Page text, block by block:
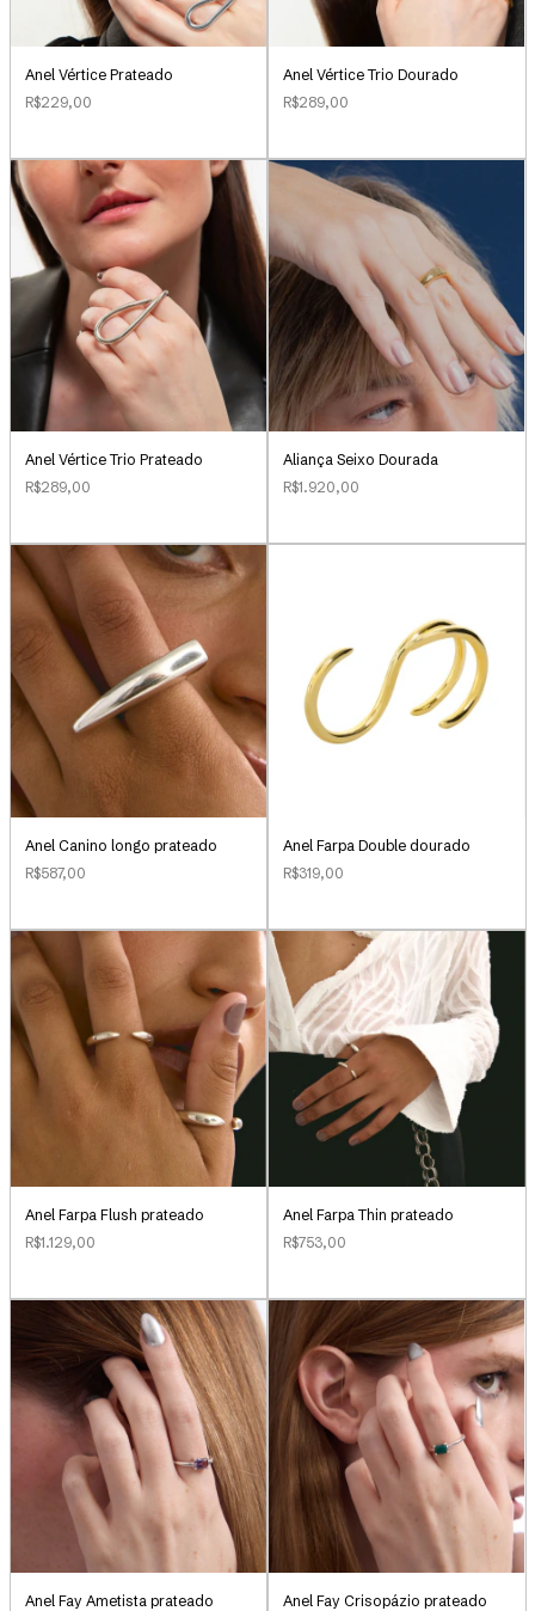
Anel Vértice Prateado
R$229,00
Anel Vértice Trio Dourado
R$289,00
Anel Vértice Trio Prateado
R$289,00
Aliança Seixo Dourada
R$1.920,00
Anel Canino longo prateado
R$587,00
Anel Farpa Double dourado
R$319,00
Anel Farpa Flush prateado
R$1.129,00
Anel Farpa Thin prateado
R$753,00
Anel Fay Ametista prateado
Anel Fay Crisopázio prateado